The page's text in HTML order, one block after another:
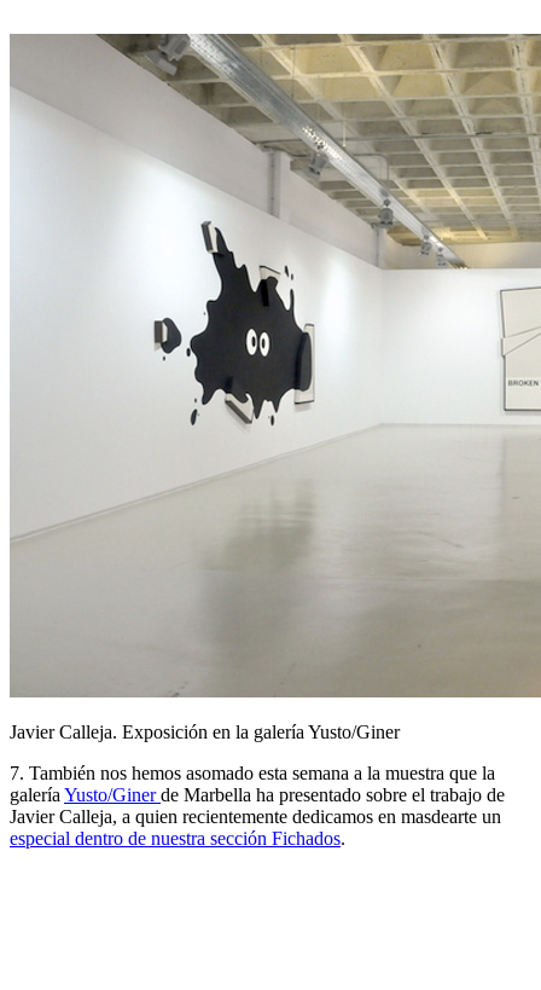
Javier Calleja. Exposición en la galería Yusto/Giner
7. También nos hemos asomado esta semana a la muestra que la
galería Yusto/Ginerde Marbella ha presentado sobre el trabajo de
Javier Calleja, a quien recientemente dedicamos en masdearte un
especial dentro de nuestra sección Fichados.